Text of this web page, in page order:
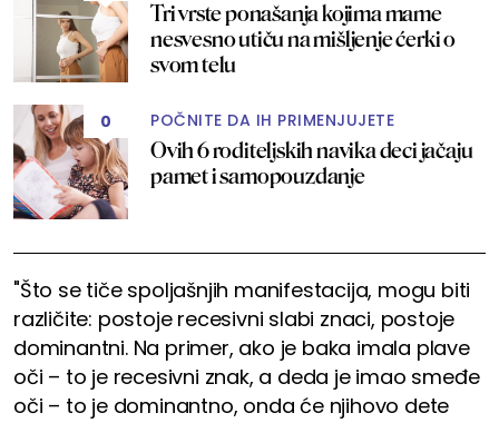
Tri vrste ponašanja kojima mame
nesvesno utiču na mišljenje ćerki o
svom telu
0 POČNITE DA IH PRIMENJUJETE
Ovih 6 roditeljskih navika deci jačaju
pamet i samopouzdanje
"Što se tiče spoljašnjih manifestacija, mogu biti
različite: postoje recesivni slabi znaci, postoje
dominantni. Na primer, ako je baka imala plave
oči – to je recesivni znak, a deda je imao smeđe
oči – to je dominantno, onda će njihovo dete